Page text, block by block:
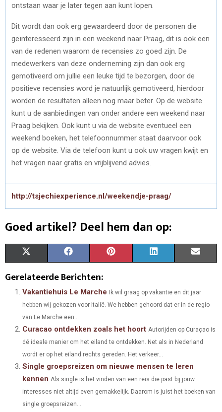
ontstaan waar je later tegen aan kunt lopen.
Dit wordt dan ook erg gewaardeerd door de personen die
geïnteresseerd zijn in een weekend naar Praag, dit is ook een
van de redenen waarom de recensies zo goed zijn. De
medewerkers van deze onderneming zijn dan ook erg
gemotiveerd om jullie een leuke tijd te bezorgen, door de
positieve recensies word je natuurlijk gemotiveerd, hierdoor
worden de resultaten alleen nog maar beter. Op de website
kunt u de aanbiedingen van onder andere een weekend naar
Praag bekijken. Ook kunt u via de website eventueel een
weekend boeken, het telefoonnummer staat daarvoor ook
op de website. Via de telefoon kunt u ook uw vragen kwijt en
het vragen naar gratis en vrijblijvend advies.
http://tsjechiexperience.nl/weekendje-praag/
Goed artikel? Deel hem dan op:
R
O
T
W
T
E
R
A
R
O
C
E
B
O
K
A
R
O
N
T
R
S
T
A
R
O
N
K
D
N
R
I
Gerelateerde Berichten:
Vakantiehuis Le Marche Ik wil graag op vakantie en dit jaar
hebben wij gekozen voor Italië. We hebben gehoord dat er in de regio
van Le Marche een...
Curacao ontdekken zoals het hoort Autorijden op Curaçao is
dé ideale manier om het eiland te ontdekken. Net als in Nederland
wordt er op het eiland rechts gereden. Het verkeer...
Single groepsreizen om nieuwe mensen te leren
kennen Als single is het vinden van een reis die past bij jouw
interesses niet altijd even gemakkelijk. Daarom is juist het boeken van
single groepsreizen...